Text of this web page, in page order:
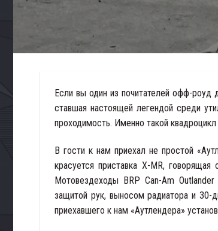
Если вы один из почитателей офф-роуд
ставшая настоящей легендой среди
проходимость. Именно такой
В гости к нам приехал не простой
красуется приставка X-MR,
Мотовездеходы BRP Can-Am
защитой рук, выносом радиатора и 30-
приехавшего к нам «Аутлендера»